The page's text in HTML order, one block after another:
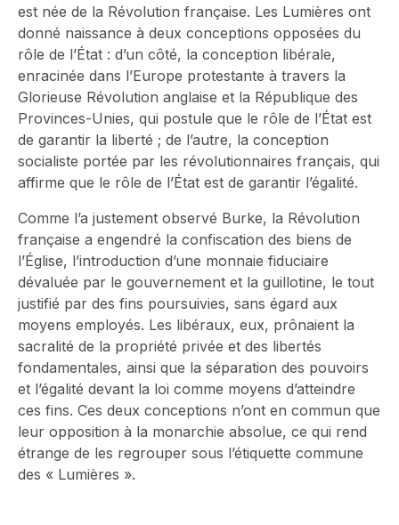
est née de la Révolution française. Les Lumières ont
donné naissance à deux conceptions opposées du
rôle de l’État : d’un côté, la conception libérale,
enracinée dans l’Europe protestante à travers la
Glorieuse Révolution anglaise et la République des
Provinces-Unies, qui postule que le rôle de l’État est
de garantir la liberté ; de l’autre, la conception
socialiste portée par les révolutionnaires français, qui
affirme que le rôle de l’État est de garantir l’égalité.
Comme l’a justement observé Burke, la Révolution
française a engendré la confiscation des biens de
l’Église, l’introduction d’une monnaie fiduciaire
dévaluée par le gouvernement et la guillotine, le tout
justifié par des fins poursuivies, sans égard aux
moyens employés. Les libéraux, eux, prônaient la
sacralité de la propriété privée et des libertés
fondamentales, ainsi que la séparation des pouvoirs
et l’égalité devant la loi comme moyens d’atteindre
ces fins. Ces deux conceptions n’ont en commun que
leur opposition à la monarchie absolue, ce qui rend
étrange de les regrouper sous l’étiquette commune
des « Lumières ».